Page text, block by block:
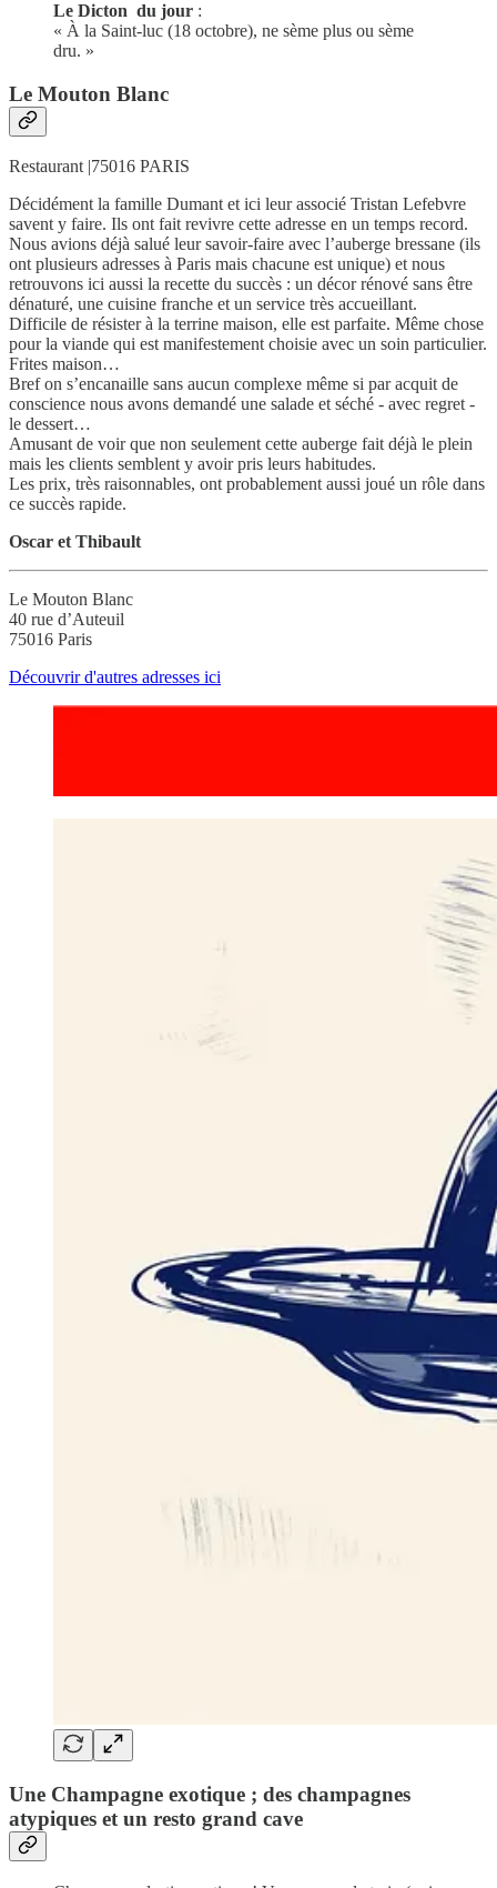
Le Dicton du jour :
« À la Saint-luc (18 octobre), ne sème plus ou sème
dru. »
Le Mouton Blanc
Restaurant |75016 PARIS
Décidément la famille Dumant et ici leur associé Tristan Lefebvre
savent y faire. Ils ont fait revivre cette adresse en un temps record.
Nous avions déjà salué leur savoir-faire avec l’auberge bressane (ils
ont plusieurs adresses à Paris mais chacune est unique) et nous
retrouvons ici aussi la recette du succès : un décor rénové sans être
dénaturé, une cuisine franche et un service très accueillant.
Difficile de résister à la terrine maison, elle est parfaite. Même chose
pour la viande qui est manifestement choisie avec un soin particulier.
Frites maison…
Bref on s’encanaille sans aucun complexe même si par acquit de
conscience nous avons demandé une salade et séché - avec regret -
le dessert…
Amusant de voir que non seulement cette auberge fait déjà le plein
mais les clients semblent y avoir pris leurs habitudes.
Les prix, très raisonnables, ont probablement aussi joué un rôle dans
ce succès rapide.
Oscar et Thibault
Le Mouton Blanc
40 rue d’Auteuil
75016 Paris
Découvrir d'autres adresses ici
Une Champagne exotique ; des champagnes
atypiques et un resto grand cave